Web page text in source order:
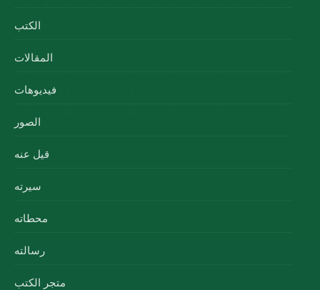
الكتب
المقالات
فيديوهات
الصور
قيل عنه
سيرته
محطاته
رسالته
متجر الكتب